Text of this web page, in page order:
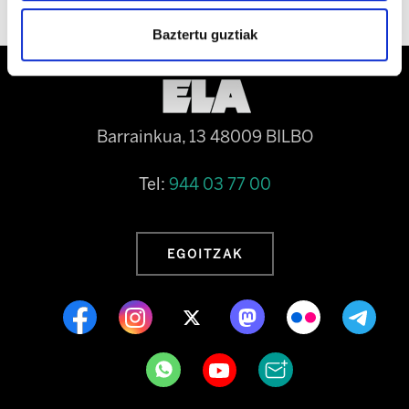
Baztertu guztiak
Barrainkua, 13 48009 BILBO
Tel: 944 03 77 00
EGOITZAK